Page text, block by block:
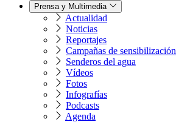
Prensa y Multimedia
Actualidad
Noticias
Reportajes
Campañas de sensibilización
Senderos del agua
Vídeos
Fotos
Infografías
Podcasts
Agenda